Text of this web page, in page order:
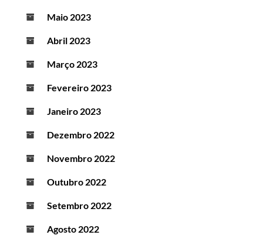
Maio 2023
Abril 2023
Março 2023
Fevereiro 2023
Janeiro 2023
Dezembro 2022
Novembro 2022
Outubro 2022
Setembro 2022
Agosto 2022